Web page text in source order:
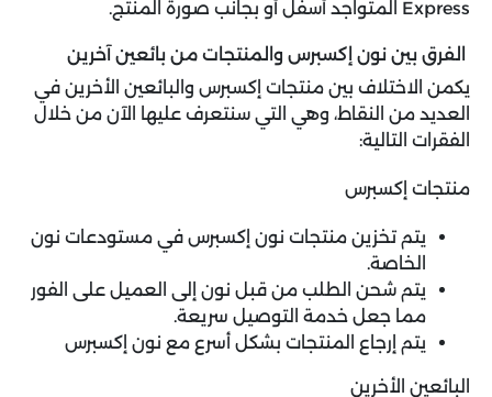
Express المتواجد أسفل أو بجانب صورة المنتج.
الفرق بين نون إكسبرس والمنتجات من بائعين آخرين
يكمن الاختلاف بين منتجات إكسبرس والبائعين الأخرين في
العديد من النقاط، وهي التي سنتعرف عليها الآن من خلال
الفقرات التالية:
منتجات إكسبرس
يتم تخزين منتجات نون إكسبرس في مستودعات نون
الخاصة.
يتم شحن الطلب من قبل نون إلى العميل على الفور
مما جعل خدمة التوصيل سريعة.
يتم إرجاع المنتجات بشكل أسرع مع نون إكسبرس
البائعين الأخرين